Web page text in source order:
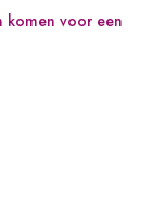
komen voor een